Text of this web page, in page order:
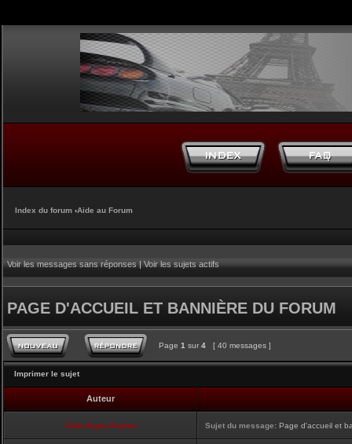
Index du forum ‹Aide au Forum
Voir les messages sans réponses|Voir les sujets actifs
PAGE D'ACCUEIL ET BANNIÈRE DU FORUM
Page 1 sur 4 [ 40 messages ]
Imprimer le sujet
Auteur
Club Supra France Sujet du message: Page d'accueil et